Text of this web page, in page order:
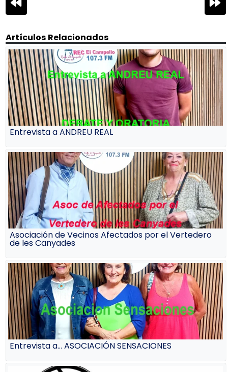
de
entradas
Artículos Relacionados
Entrevista a ANDREU REAL
Asociación de Vecinos Afectados por el Vertedero
de les Canyades
Entrevista a… ASOCIACIÓN SENSACIONES